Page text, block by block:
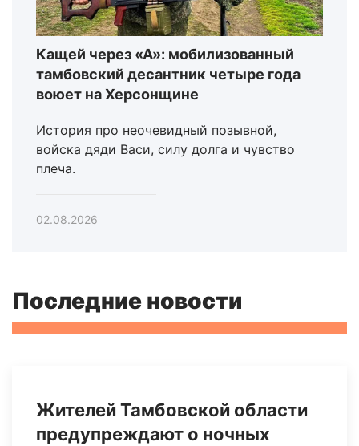
Кащей через «А»: мобилизованный
тамбовский десантник четыре года
воюет на Херсонщине
История про неочевидный позывной,
войска дяди Васи, силу долга и чувство
плеча.
02.08.2026
Последние новости
Жителей Тамбовской области
предупреждают о ночных